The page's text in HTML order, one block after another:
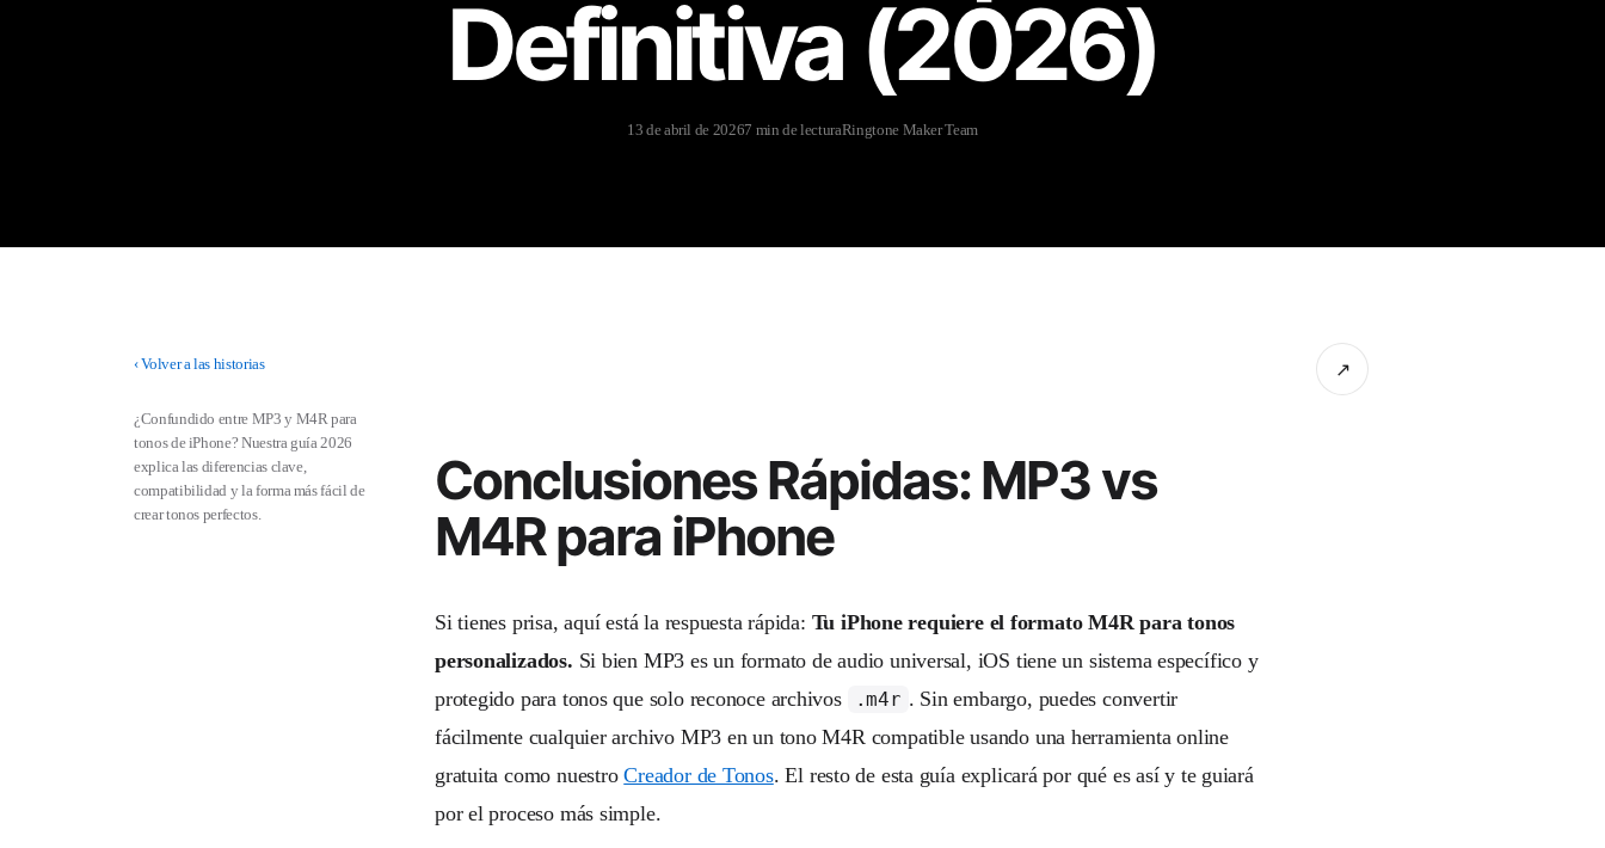
Definitiva (2026)
13 de abril de 20267 min de lecturaRingtone Maker Team
‹Volver a las historias
¿Confundido entre MP3 y M4R para
tonos de iPhone? Nuestra guía 2026
explica las diferencias clave,
compatibilidad y la forma más fácil de
crear tonos perfectos.
Conclusiones Rápidas: MP3 vs
M4R para iPhone
Si tienes prisa, aquí está la respuesta rápida: Tu iPhone requiere el formato M4R para tonos
personalizados. Si bien MP3 es un formato de audio universal, iOS tiene un sistema específico y
protegido para tonos que solo reconoce archivos
.m4r . Sin embargo, puedes convertir
fácilmente cualquier archivo MP3 en un tono M4R compatible usando una herramienta online
gratuita como nuestroCreador de Tonos. El resto de esta guía explicará por qué es así y te guiará
por el proceso más simple.
↗